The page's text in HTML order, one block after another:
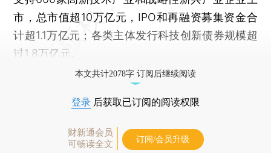
市，总市值超10万亿元，IPO和再融资募集资金合
计超1.1万亿元；各类主体发行科技创新债券规模超
过1.8万亿元。
本文共计2078字 订阅后继续阅读
登录 后获取已订阅的阅读权限
财新通会员
可畅读全文
订阅/会员升级